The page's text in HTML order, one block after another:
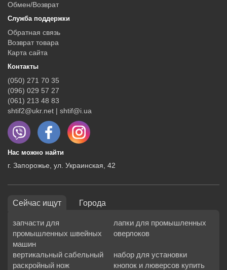
Обмен/Возврат
Служба поддержки
Обратная связь
Возврат товара
Карта сайта
Контакты
(050) 271 70 35
(096) 029 57 27
(061) 213 48 83
shtif2@ukr.net | shtif@i.ua
Нас можно найти
г. Запорожье, ул. Украинская, 42
Сейчас ищут Города
запчасти для
промышленных швейных
машин
лапки для промышленных
оверлоков
вертикальный сабельный
раскройный нож
набор для установки
кнопок и люверсов купить